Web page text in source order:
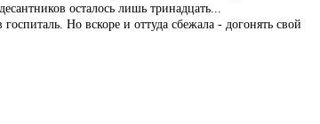
осталось лишь тринадцать...
Но вскоре и оттуда сбежала - догонять свой